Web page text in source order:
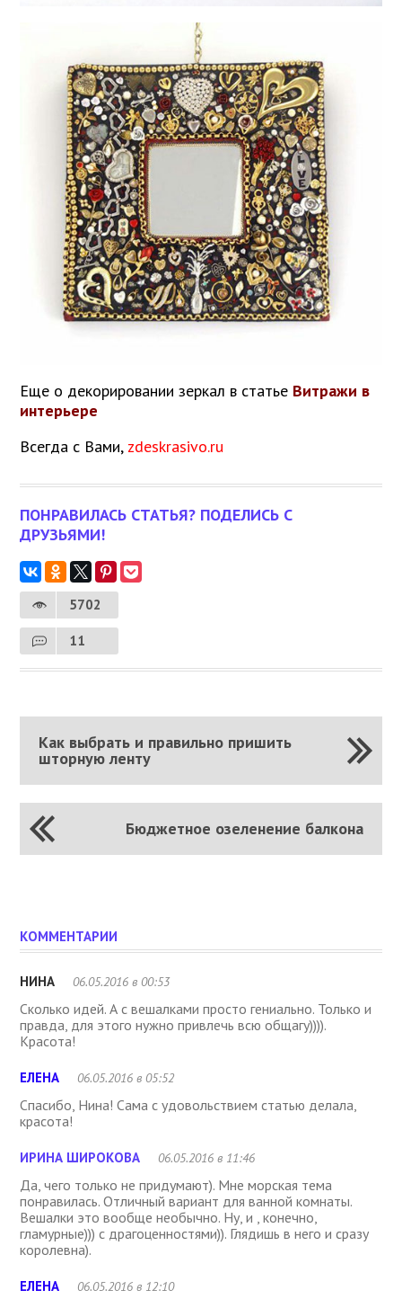
Еще о декорировании зеркал в статье Витражи в
интерьере
Всегда с Вами, zdeskrasivo.ru
ПОНРАВИЛАСЬ СТАТЬЯ? ПОДЕЛИСЬ С
ДРУЗЬЯМИ!
5702
11
Как выбрать и правильно пришить
шторную ленту
Бюджетное озеленение балкона
КОММЕНТАРИИ
НИНА 06.05.2016 в 00:53
Сколько идей. А с вешалками просто гениально. Только и
правда, для этого нужно привлечь всю общагу)))).
Красота!
ЕЛЕНА 06.05.2016 в 05:52
Спасибо, Нина! Сама с удовольствием статью делала,
красота!
ИРИНА ШИРОКОВА 06.05.2016 в 11:46
Да, чего только не придумают). Мне морская тема
понравилась. Отличный вариант для ванной комнаты.
Вешалки это вообще необычно. Ну, и , конечно,
гламурные))) с драгоценностями)). Глядишь в него и сразу
королевна).
ЕЛЕНА 06.05.2016 в 12:10